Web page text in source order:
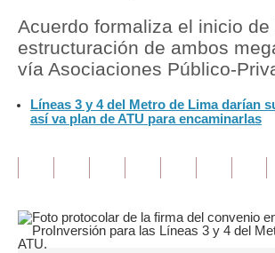
Política
Finanzas Personales
Inmobiliarias
Opinión
Acuerdo formaliza el inicio de
estructuración de ambos
vía Asociaciones Público-
Líneas 3 y 4 del Metro de Lima darían
así va plan de ATU para encaminarlas